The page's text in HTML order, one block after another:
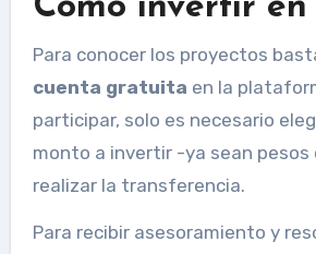
Cómo invertir en
Para conocer los proyectos
cuenta gratuita en la
participar, solo es necesario
monto a invertir -ya sean pesos
realizar la transferencia.
Para recibir asesoramiento y